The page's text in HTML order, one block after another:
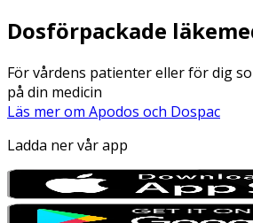
Dosförpackade
För vårdens patienter eller för dig
på din medicin
Läs mer om Apodos och Dospac
Ladda ner vår app